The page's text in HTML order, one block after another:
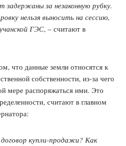
за незаконную рубку.
нельзя выносить на сессию,
ГЭС, – считают в
что данные земли относятся к
собственности, из-за чего
мере распоряжаться ими. Это
считают в главном
купли-продажи? Как